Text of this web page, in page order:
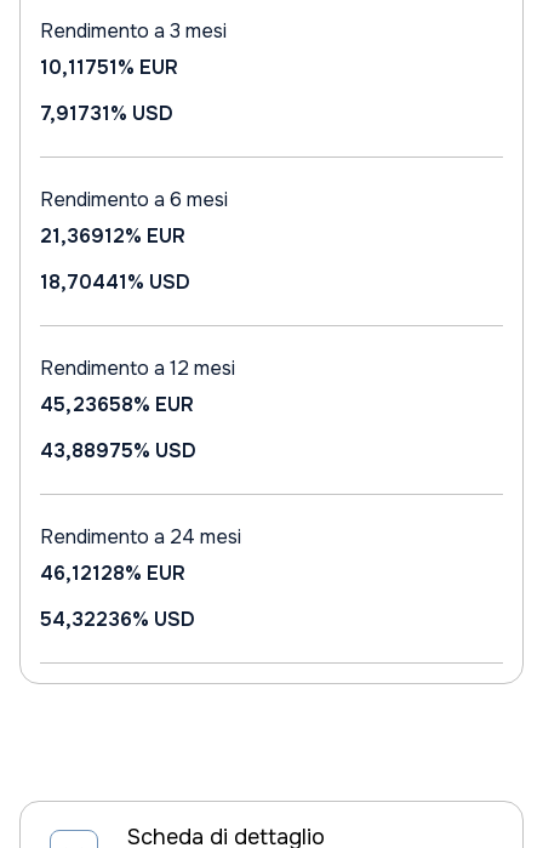
Rendimento a 3 mesi
10,11751% EUR
7,91731% USD
Rendimento a 6 mesi
21,36912% EUR
18,70441% USD
Rendimento a 12 mesi
45,23658% EUR
43,88975% USD
Rendimento a 24 mesi
46,12128% EUR
54,32236% USD
Scheda di dettaglio